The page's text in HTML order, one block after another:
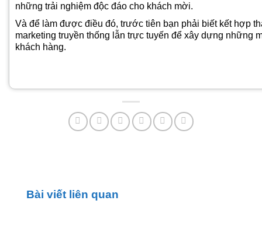
những trải nghiệm độc đáo cho khách mời.
Và để làm được điều đó, trước tiên bạn phải biết kết hợp
marketing truyền thống lẫn trực tuyến để xây dựng những
khách hàng.
Bài viết liên quan